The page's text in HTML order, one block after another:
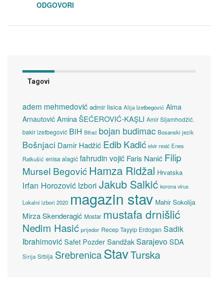
ODGOVORI
Tagovi
adem mehmedović admir lisica Alija Izetbegović Alma
Arnautović Amina ŠEĆEROVIĆ-KAŞLI Amir Sijamhodžić.
bakir izetbegović BiH Bihać bojan budimac Bosanski jezik
Bošnjaci Damir Hadžić Edib Kadić elvir resić Enes
Ratkušić enisa alagić fahrudin vojić Faris Nanić Filip
Mursel Begović Hamza Ridžal Hrvatska
Irfan Horozović Izbori Jakub Salkić korona virus
Lokalni izbori 2020 magazin stav Mahir Sokolija
Mirza Skenderagić Mostar mustafa drnišlić
Nedim Hasić prijedor Recep Tayyip Erdogan Sadik
Ibrahimović Safet Pozder SandžakSarajevoSDA
Sirija Srbija SrebrenicaStavTurska